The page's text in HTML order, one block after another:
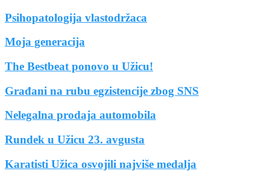
Psihopatologija vlastodržaca
Moja generacija
The Bestbeat ponovo u Užicu!
Građani na rubu egzistencije zbog SNS
Nelegalna prodaja automobila
Rundek u Užicu 23. avgusta
Karatisti Užica osvojili najviše medalja